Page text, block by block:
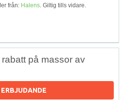
från: Halens. Giltig tills vidare.
på massor av